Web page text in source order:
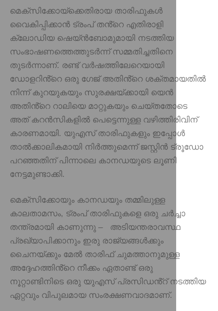
മെക്‌സിക്കോയ്‌ക്കെതിരായ താരിഫുകൾ
വൈകിപ്പിക്കാൻ ട്രംപ് തൻ്റെ എതിരാളി
ക്ലോഡിയ ഷെയ്ൻബോമുമായി നടത്തിയ
സംഭാഷണത്തെത്തുടർന്ന് സമ്മതിച്ചതിനെ
തുടർന്നാണ്. രണ്ട് വർഷത്തിലേറെയായി
ഡോളറിൻ്റെ ഒരു ഗേജ് അതിൻ്റെ ശക്തമായതിൽ
നിന്ന് കുറയുകയും സുരക്ഷയ്ക്കായി യെൻ
അതിൻ്റെ റാലിയെ മാറ്റുകയും ചെയ്‌തതോടെ
അത് കറൻസികളിൽ പെട്ടെന്നുള്ള വഴിത്തിരിവിന്
കാരണമായി. യുഎസ് താരിഫുകളും ഇപ്പോൾ
താൽക്കാലികമായി നിർത്തുമെന്ന് ജസ്റ്റിൻ ട്രൂഡോ
പറഞ്ഞതിന് പിന്നാലെ കാനഡയുടെ ലൂണി
നേട്ടമുണ്ടാക്കി.
മെക്സിക്കോയും കാനഡയും തമ്മിലുള്ള
കാലതാമസം, ട്രംപ് താരിഫുകളെ ഒരു ചർച്ചാ
തന്ത്രമായി കാണുന്നു – അടിയന്തരാവസ്ഥ
പ്രഖ്യാപിക്കാനും ഇരു രാജ്യങ്ങൾക്കും
ചൈനയ്ക്കും മേൽ താരിഫ് ചുമത്താനുമുള്ള
അദ്ദേഹത്തിൻ്റെ നീക്കം ഏതാണ്ട് ഒരു
നൂറ്റാണ്ടിനിടെ ഒരു യുഎസ് പ്രസിഡൻ്റ് നടത്തിയ
ഏറ്റവും വിപുലമായ സംരക്ഷണവാദമാണ്.